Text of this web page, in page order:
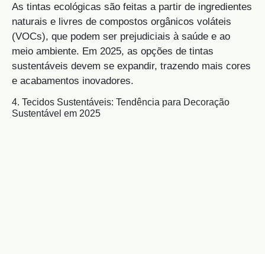
As tintas ecológicas são feitas a partir de ingredientes
naturais e livres de compostos orgânicos voláteis
(VOCs), que podem ser prejudiciais à saúde e ao
meio ambiente. Em 2025, as opções de tintas
sustentáveis devem se expandir, trazendo mais cores
e acabamentos inovadores.
4. Tecidos Sustentáveis: Tendência para Decoração
Sustentável em 2025